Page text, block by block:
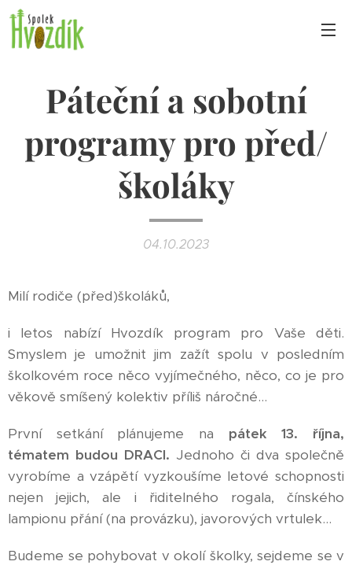
Páteční a sobotní
programy pro před/
školáky
04.10.2023
Milí rodiče (před)školáků,
i letos nabízí Hvozdík program pro Vaše děti.
Smyslem je umožnit jim zažít spolu v posledním
školkovém roce něco vyjímečného, něco, co je pro
věkově smíšený kolektiv příliš náročné...
První setkání plánujeme na pátek 13. října,
tématem budou DRACI. Jednoho či dva společně
vyrobíme a vzápětí vyzkoušíme letové schopnosti
nejen jejich, ale i řiditelného rogala, čínského
lampionu přání (na provázku), javorových vrtulek...
Budeme se pohybovat v okolí školky, sejdeme se v